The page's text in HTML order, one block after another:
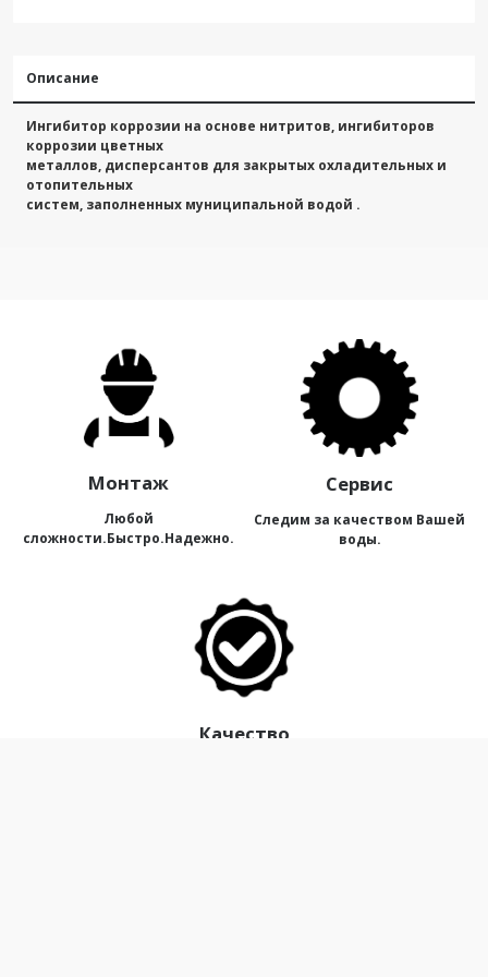
Описание
Ингибитор коррозии на основе нитритов, ингибиторов
коррозии цветных
металлов, дисперсантов для закрытых охладительных и
отопительных
систем, заполненных муниципальной водой .
Монтаж
Любой
сложности.Быстро.Надежно.
Сервис
Следим за качеством Вашей
воды.
Качество